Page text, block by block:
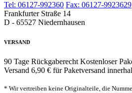
Tel: 06127-992360 Fax: 06127-9923629
Frankfurter Straße 14
D - 65527 Niedernhausen
VERSAND
90 Tage Rückgaberecht Kostenloser
Versand 6,90 € für Paketversand
* Wir vertreiben keine Originalteile, die